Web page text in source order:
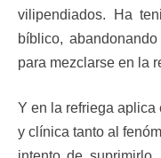
vilipendiados. Ha
bíblico,
para mezclarse en la
Y en la refriega aplica
y clínica tanto al